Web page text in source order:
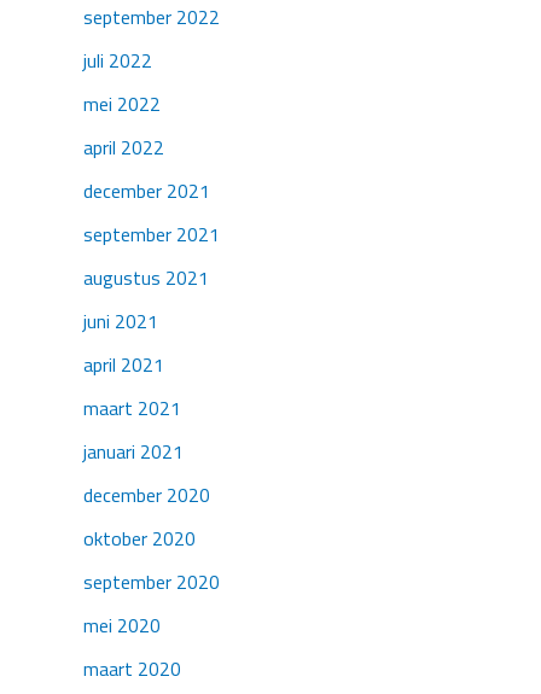
september 2022
juli 2022
mei 2022
april 2022
december 2021
september 2021
augustus 2021
juni 2021
april 2021
maart 2021
januari 2021
december 2020
oktober 2020
september 2020
mei 2020
maart 2020